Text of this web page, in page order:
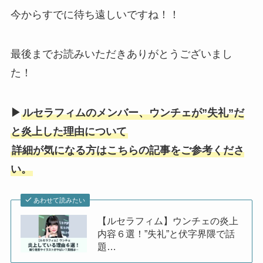
今からすでに待ち遠しいですね！！
最後までお読みいただきありがとうございまし
た！
▶ルセラフィムのメンバー、ウンチェが”失礼”だ
と炎上した理由について
詳細が気になる方はこちらの記事をご参考くださ
い。
あわせて読みたい
【ルセラフィム】ウンチェの炎上
内容６選！”失礼”と伏字界隈で話
題…